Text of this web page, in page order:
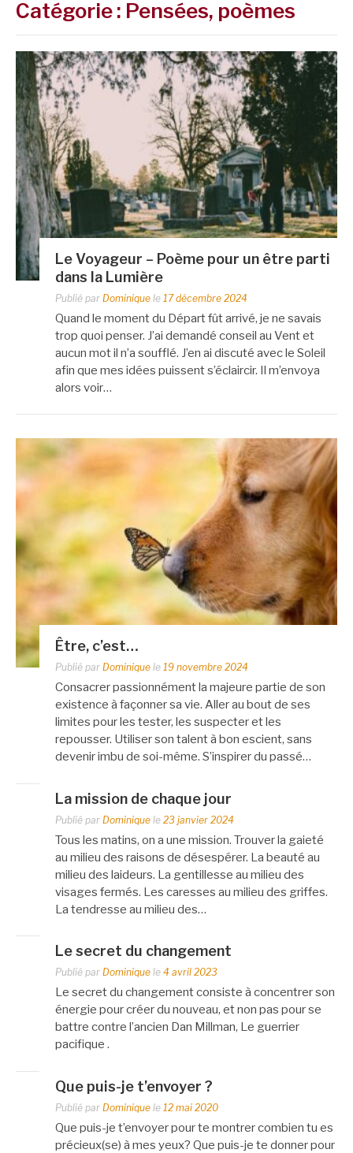
Catégorie : Pensées, poèmes
Le Voyageur – Poème pour un être parti
dans la Lumière
Publié par Dominique le 17 décembre 2024
Quand le moment du Départ fût arrivé, je ne savais
trop quoi penser. J’ai demandé conseil au Vent et
aucun mot il n’a soufflé. J’en ai discuté avec le Soleil
afin que mes idées puissent s’éclaircir. Il m’envoya
alors voir…
Être, c’est…
Publié par Dominique le 19 novembre 2024
Consacrer passionnément la majeure partie de son
existence à façonner sa vie. Aller au bout de ses
limites pour les tester, les suspecter et les
repousser. Utiliser son talent à bon escient, sans
devenir imbu de soi-même. S’inspirer du passé…
La mission de chaque jour
Publié par Dominique le 23 janvier 2024
Tous les matins, on a une mission. Trouver la gaieté
au milieu des raisons de désespérer. La beauté au
milieu des laideurs. La gentillesse au milieu des
visages fermés. Les caresses au milieu des griffes.
La tendresse au milieu des…
Le secret du changement
Publié par Dominique le 4 avril 2023
Le secret du changement consiste à concentrer son
énergie pour créer du nouveau, et non pas pour se
battre contre l’ancien Dan Millman, Le guerrier
pacifique .
Que puis-je t’envoyer ?
Publié par Dominique le 12 mai 2020
Que puis-je t’envoyer pour te montrer combien tu es
précieux(se) à mes yeux? Que puis-je te donner pour